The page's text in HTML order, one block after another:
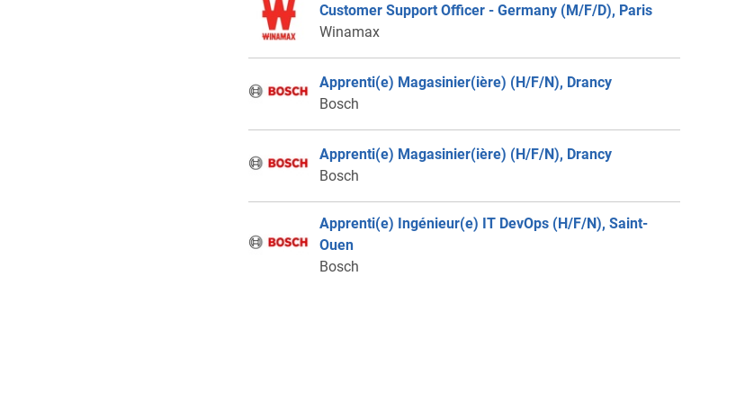
Customer Support Officer - Germany (M/F/D), Paris
Winamax
Apprenti(e) Magasinier(ière) (H/F/N), Drancy
Bosch
Apprenti(e) Magasinier(ière) (H/F/N), Drancy
Bosch
Apprenti(e) Ingénieur(e) IT DevOps (H/F/N), Saint-
Ouen
Bosch